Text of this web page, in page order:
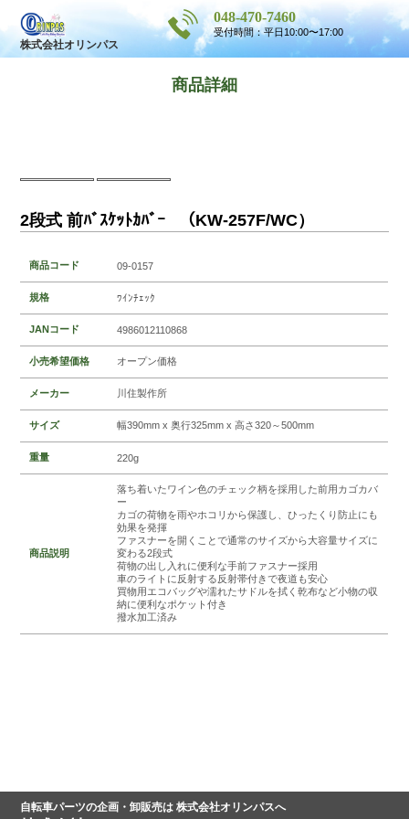
株式会社オリンパス
048-470-7460
受付時間：平日10:00〜17:00
商品詳細
2段式 前ﾊﾞｽｹｯﾄｶﾊﾞｰ （KW-257F/WC）
商品コード 09-0157
規格 ﾜｲﾝﾁｪｯｸ
JANコード 4986012110868
小売希望価格 オープン価格
メーカー 川住製作所
サイズ 幅390mm x 奥行325mm x 高さ320～500mm
重量 220g
商品説明
落ち着いたワイン色のチェック柄を採用した前用カゴカバ
ー
カゴの荷物を雨やホコリから保護し、ひったくり防止にも
効果を発揮
ファスナーを開くことで通常のサイズから大容量サイズに
変わる2段式
荷物の出し入れに便利な手前ファスナー採用
車のライトに反射する反射帯付きで夜道も安心
買物用エコバッグや濡れたサドルを拭く乾布など小物の収
納に便利なポケット付き
撥水加工済み
自転車パーツの企画・卸販売は 株式会社オリンパスへ